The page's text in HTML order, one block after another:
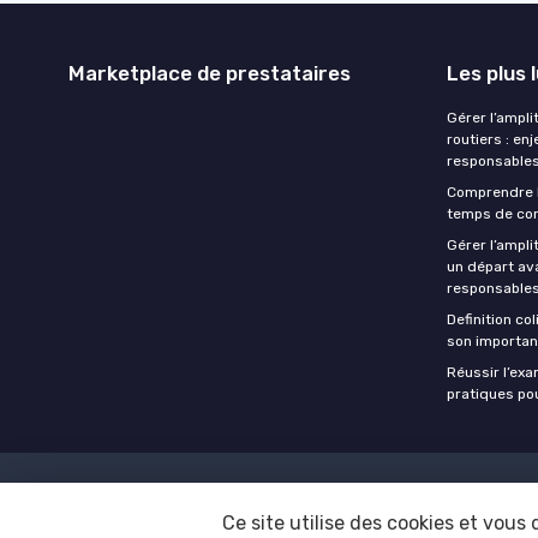
Marketplace de prestataires Les plus
Gérer
routiers :
Comprendre
temps de
Gérer
un départ
Definition
son
Réussir
pratiques
Ce site utilise des cookies et